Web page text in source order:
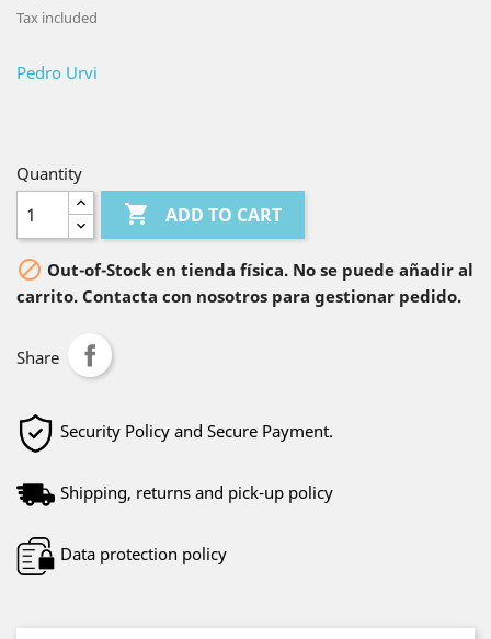
Tax included
Pedro Urvi
Quantity
 ADD TO CART
 Out-of-Stock en tienda física. No se puede añadir al
carrito. Contacta con nosotros para gestionar pedido.
Share
Security Policy and Secure Payment.
Shipping, returns and pick-up policy
Data protection policy